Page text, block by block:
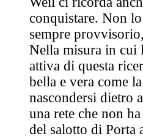
conquistare. Non
sempre
Nella misura in cui
attiva di questa
bella e vera come
nascondersi dietro
una rete che non
del salotto di Porta